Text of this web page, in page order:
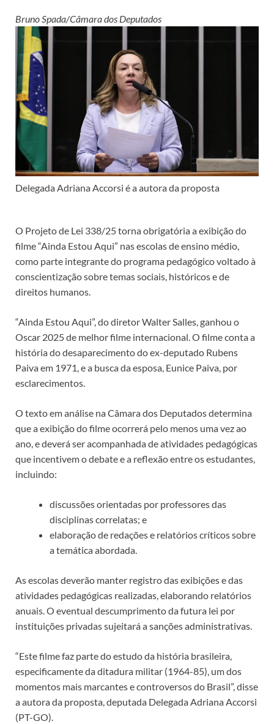
Bruno Spada/Câmara dos Deputados
Delegada Adriana Accorsi é a autora da proposta
O Projeto de Lei 338/25 torna obrigatória a exibição do
filme “Ainda Estou Aqui” nas escolas de ensino médio,
como parte integrante do programa pedagógico voltado à
conscientização sobre temas sociais, históricos e de
direitos humanos.
“Ainda Estou Aqui”, do diretor Walter Salles, ganhou o
Oscar 2025 de melhor filme internacional. O filme conta a
história do desaparecimento do ex-deputado Rubens
Paiva em 1971, e a busca da esposa, Eunice Paiva, por
esclarecimentos.
O texto em análise na Câmara dos Deputados determina
que a exibição do filme ocorrerá pelo menos uma vez ao
ano, e deverá ser acompanhada de atividades pedagógicas
que incentivem o debate e a reflexão entre os estudantes,
incluindo:
discussões orientadas por professores das
disciplinas correlatas; e
elaboração de redações e relatórios críticos sobre
a temática abordada.
As escolas deverão manter registro das exibições e das
atividades pedagógicas realizadas, elaborando relatórios
anuais. O eventual descumprimento da futura lei por
instituições privadas sujeitará a sanções administrativas.
“Este filme faz parte do estudo da história brasileira,
especificamente da ditadura militar (1964-85), um dos
momentos mais marcantes e controversos do Brasil”, disse
a autora da proposta, deputada Delegada Adriana Accorsi
(PT-GO).